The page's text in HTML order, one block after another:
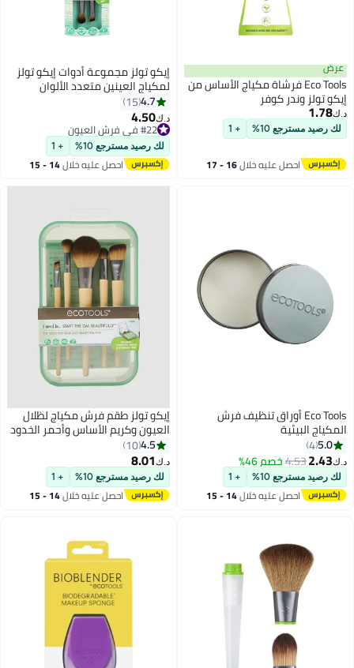
عرض
Eco Tools فرشاة مكياج الأساس من
إيكو تولز وندر كوفر
د.ك‏1.78
لك رصيد مسترجع 10% + 1
احصل عليه خلال 16 - 17
إيكو تولز مجموعة أدوات إيكو تولز
لمكياج العينين متعدد الألوان
4.7
15
د.ك‏4.50
#22 في فرش العيون
#22 في فرش العيون
لك رصيد مسترجع 10% + 1
احصل عليه خلال 14 - 15
Eco Tools أوراق تنظيف فرش
المكياج البيئية
5.0
4
د.ك‏2.43
4.53 خصم 46%
لك رصيد مسترجع 10% + 1
احصل عليه خلال 14 - 15
إيكو تولز طقم فرش مكياج لظلال
العيون وكريم الأساس وأحمر الخدود
وخافي عيوب البشرة من 5 قطع
متعدد الألوان
4.5
10
د.ك‏8.01
لك رصيد مسترجع 10% + 1
احصل عليه خلال 14 - 15